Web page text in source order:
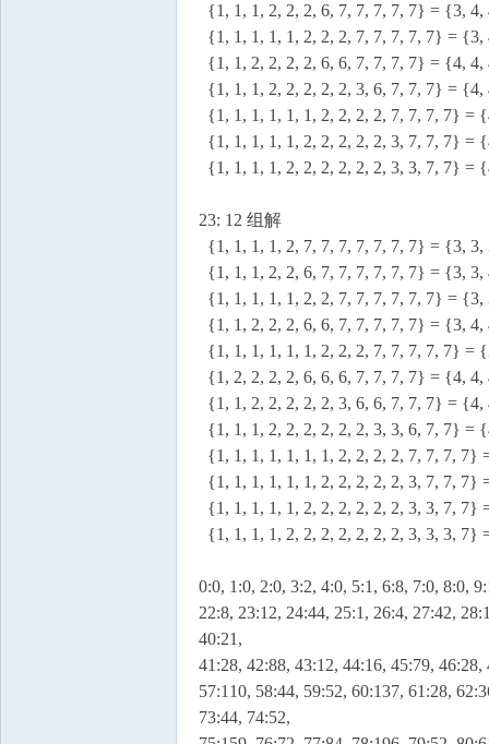
{1, 1, 1, 2, 2, 2, 6, 7, 7, 7, 7, 7} = {3, 4,
{1, 1, 1, 1, 1, 2, 2, 2, 7, 7, 7, 7, 7} = {3,
{1, 1, 2, 2, 2, 2, 6, 6, 7, 7, 7, 7} = {4, 4,
{1, 1, 1, 2, 2, 2, 2, 2, 3, 6, 7, 7, 7} = {4,
{1, 1, 1, 1, 1, 1, 2, 2, 2, 2, 7, 7, 7, 7} =
{1, 1, 1, 1, 1, 2, 2, 2, 2, 2, 3, 7, 7, 7} =
{1, 1, 1, 1, 2, 2, 2, 2, 2, 2, 3, 3, 7, 7} =
23: 12 组解
{1, 1, 1, 1, 2, 7, 7, 7, 7, 7, 7, 7} = {3, 3,
{1, 1, 1, 2, 2, 6, 7, 7, 7, 7, 7, 7} = {3, 3,
{1, 1, 1, 1, 1, 2, 2, 7, 7, 7, 7, 7, 7} = {3,
{1, 1, 2, 2, 2, 6, 6, 7, 7, 7, 7, 7} = {3, 4,
{1, 1, 1, 1, 1, 1, 2, 2, 2, 7, 7, 7, 7, 7} =
{1, 2, 2, 2, 2, 6, 6, 6, 7, 7, 7, 7} = {4, 4,
{1, 1, 2, 2, 2, 2, 2, 3, 6, 6, 7, 7, 7} = {4,
{1, 1, 1, 2, 2, 2, 2, 2, 2, 3, 3, 6, 7, 7} =
{1, 1, 1, 1, 1, 1, 1, 2, 2, 2, 2, 7, 7, 7, 7}
{1, 1, 1, 1, 1, 1, 2, 2, 2, 2, 2, 3, 7, 7, 7}
{1, 1, 1, 1, 1, 2, 2, 2, 2, 2, 2, 3, 3, 7, 7}
{1, 1, 1, 1, 2, 2, 2, 2, 2, 2, 2, 3, 3, 3, 7}
0:0, 1:0, 2:0, 3:2, 4:0, 5:1, 6:8, 7:0, 8:0,
22:8, 23:12, 24:44, 25:1, 26:4, 27:42,
40:21,
41:28, 42:88, 43:12, 44:16, 45:79,
57:110, 58:44, 59:52, 60:137, 61:28,
73:44, 74:52,